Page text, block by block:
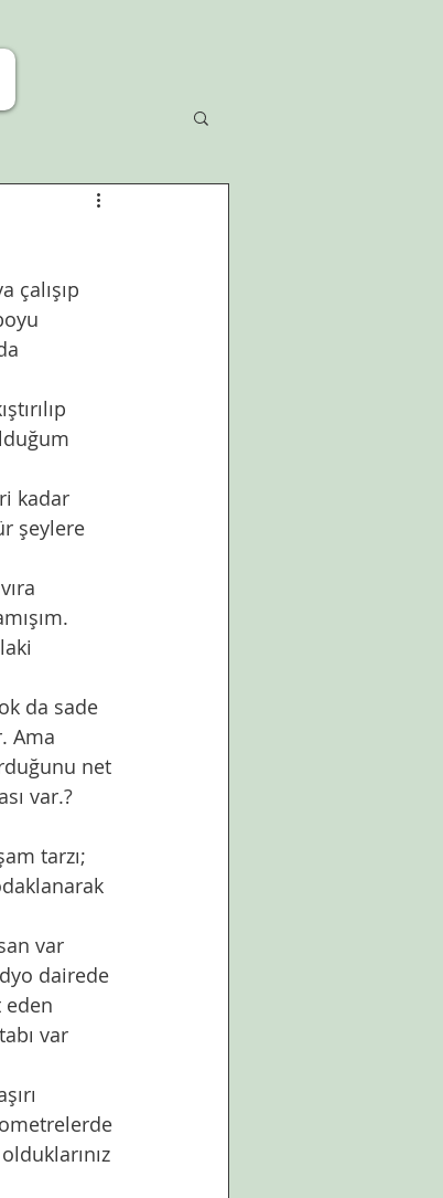
çalışıp
kadar
şeylere
da sade
Ama
net
var.?
tarzı;
var
dairede
eden
var